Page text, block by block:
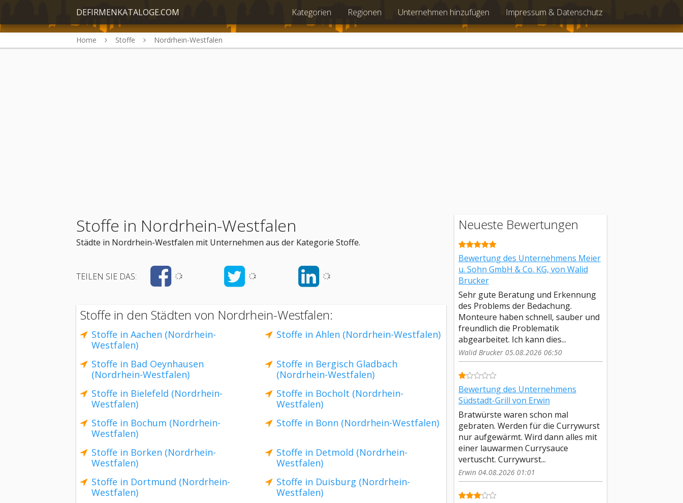
DEFIRMENKATALOGE.COM Kategorien Regionen Unternehmen hinzufügen Impressum & Datenschutz
Home Stoffe Nordrhein-Westfalen
Stoffe in Nordrhein-Westfalen
Städte in Nordrhein-Westfalen mit Unternehmen aus der Kategorie Stoffe.
TEILEN SIE DAS:
Stoffe in den Städten von Nordrhein-Westfalen:
Stoffe in Aachen (Nordrhein-
Westfalen)
Stoffe in Ahlen (Nordrhein-Westfalen)
Stoffe in Bad Oeynhausen
(Nordrhein-Westfalen)
Stoffe in Bergisch Gladbach
(Nordrhein-Westfalen)
Stoffe in Bielefeld (Nordrhein-
Westfalen)
Stoffe in Bocholt (Nordrhein-
Westfalen)
Stoffe in Bochum (Nordrhein-
Westfalen)
Stoffe in Bonn (Nordrhein-Westfalen)
Stoffe in Borken (Nordrhein-
Westfalen)
Stoffe in Detmold (Nordrhein-
Westfalen)
Stoffe in Dortmund (Nordrhein-
Westfalen)
Stoffe in Duisburg (Nordrhein-
Westfalen)
Neueste Bewertungen
Bewertung des Unternehmens Meier
u. Sohn GmbH & Co. KG, von Walid
Brucker
Sehr gute Beratung und Erkennung
des Problems der Bedachung.
Monteure haben schnell, sauber und
freundlich die Problematik
abgearbeitet. Ich kann dies...
Walid Brucker 05.08.2026 06:50
Bewertung des Unternehmens
Südstadt-Grill von Erwin
Bratwürste waren schon mal
gebraten. Werden für die Currywurst
nur aufgewärmt. Wird dann alles mit
einer lauwarmen Currysauce
vertuscht. Currywurst...
Erwin 04.08.2026 01:01